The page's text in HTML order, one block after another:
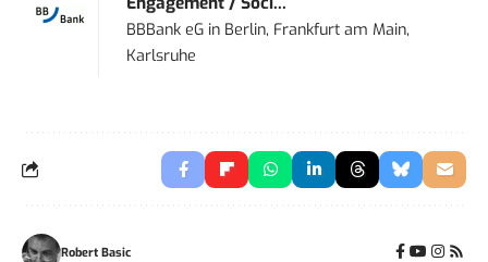
BBBank eG in Berlin, Frankfurt am Main,
Karlsruhe
Robert Basic